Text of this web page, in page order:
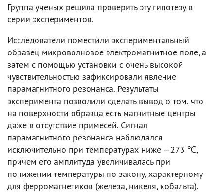
Группа ученых решила проверить эту гипотезу в
серии экспериментов.
Исследователи поместили экспериментальный
образец микроволновое электромагнитное поле, а
затем с помощью установки с очень высокой
чувствительностью зафиксировали явление
парамагнитного резонанса. Результаты
эксперимента позволили сделать вывод о том, что
на поверхности образца есть магнитные центры
даже в отсутствие примесей. Сигнал
парамагнитного резонанса наблюдался
исключительно при температурах ниже —273 ℃,
причем его амплитуда увеличивалась при
понижении температуры по закону, характерному
для ферромагнетиков (железа, никеля, кобальта).